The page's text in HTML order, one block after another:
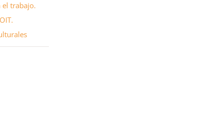
el trabajo.